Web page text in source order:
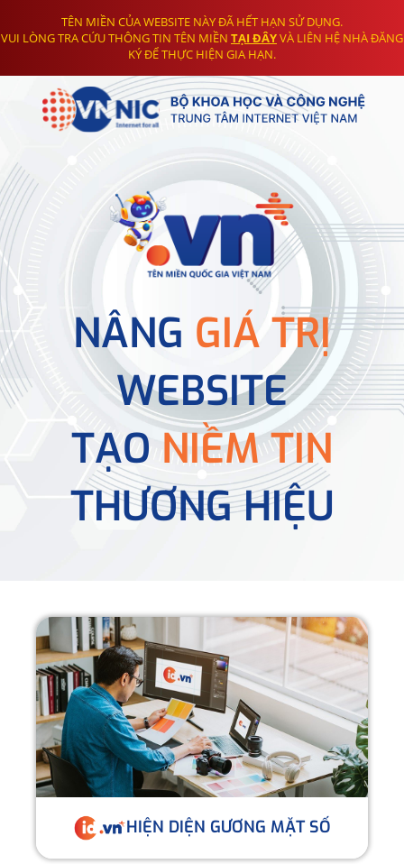
TÊN MIỀN CỦA WEBSITE NÀY ĐÃ HẾT HẠN SỬ DỤNG.
VUI LÒNG TRA CỨU THÔNG TIN TÊN MIỀN TẠI ĐÂYVÀ LIÊN HỆ NHÀ ĐĂNG
KÝ ĐỂ THỰC HIỆN GIA HẠN.
NÂNG GIÁ TRỊ
WEBSITE
TẠONIỀM TIN
THƯƠNG HIỆU
HIỆN DIỆN GƯƠNG MẶT SỐ